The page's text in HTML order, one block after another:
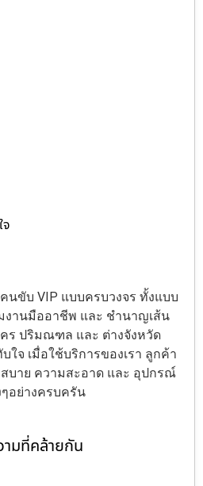
นขับ VIP แบบครบวงจร ทั้งแบบ
งานมืออาชีพ และ ชำนาญเส้น
ร ปริมณฑล และ ต่างจังหวัด
ใจ เมื่อใช้บริการของเรา ลูกค้า
บาย ความสะอาด และ อุปกรณ์
อย่างครบครัน
มที่คล้ายกัน